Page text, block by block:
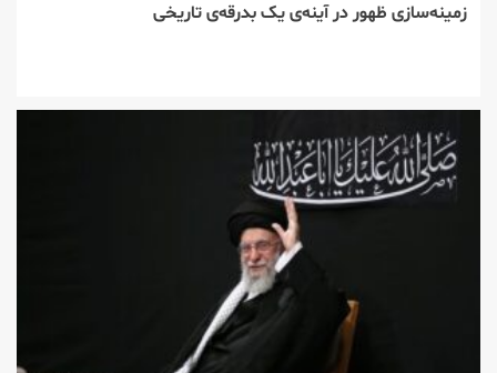
زمینه‌سازی ظهور در آینه‌ی یک بدرقه‌ی تاریخی